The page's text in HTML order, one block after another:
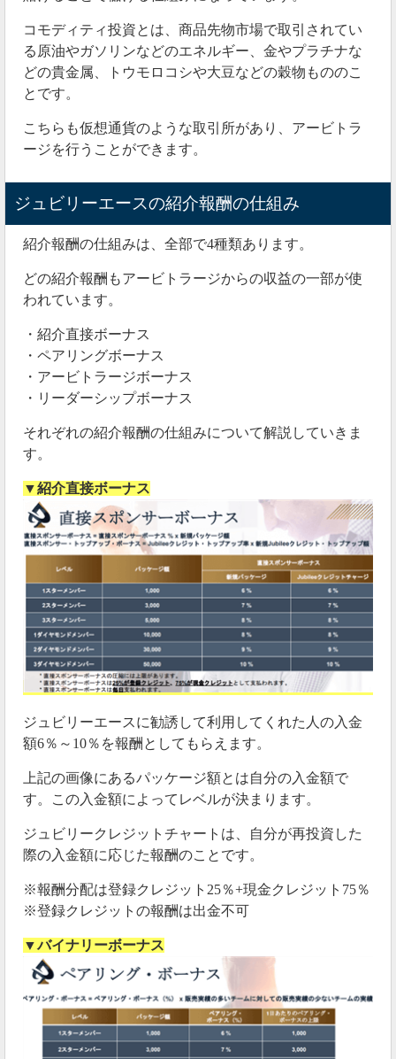
コモディティ投資とは、商品先物市場で取引されてい
る原油やガソリンなどのエネルギー、金やプラチナな
どの貴金属、トウモロコシや大豆などの穀物もののこ
とです。
こちらも仮想通貨のような取引所があり、アービトラ
ージを行うことができます。
ジュビリーエースの紹介報酬の仕組み
紹介報酬の仕組みは、全部で4種類あります。
どの紹介報酬もアービトラージからの収益の一部が使
われています。
・紹介直接ボーナス
・ペアリングボーナス
・アービトラージボーナス
・リーダーシップボーナス
それぞれの紹介報酬の仕組みについて解説していきま
す。
▼紹介直接ボーナス
ジュビリーエースに勧誘して利用してくれた人の入金
額6％～10％を報酬としてもらえます。
上記の画像にあるパッケージ額とは自分の入金額で
す。この入金額によってレベルが決まります。
ジュビリークレジットチャートは、自分が再投資した
際の入金額に応じた報酬のことです。
※報酬分配は登録クレジット25％+現金クレジット75％
※登録クレジットの報酬は出金不可
▼バイナリーボーナス